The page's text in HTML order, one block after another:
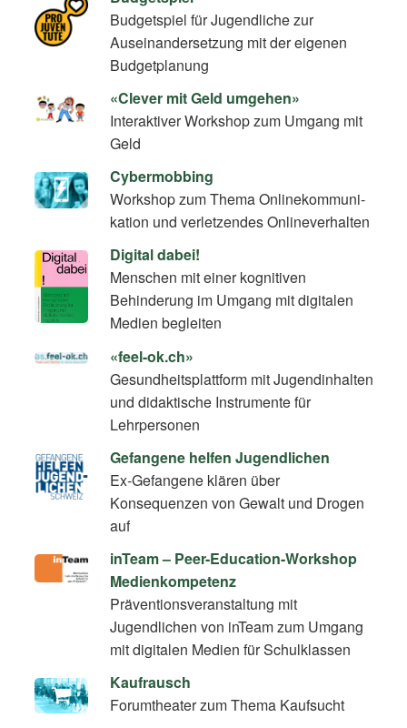
Budgetspiel für Jugendliche zur
Auseinandersetzung mit der eigenen
Budgetplanung
«Clever mit Geld umgehen»
Interaktiver Workshop zum Umgang mit
Geld
Cybermobbing
Workshop zum Thema On­line­kom­mu­ni­
ka­ti­on und verletzendes Onlineverhalten
Digital dabei!
Menschen mit einer kognitiven
Behinderung im Umgang mit digitalen
Medien begleiten
«feel-ok.ch»
Gesundheitsplattform mit Jugendinhalten
und didaktische Instrumente für
Lehrpersonen
Gefangene helfen Jugendlichen
Ex-Gefangene klären über
Konsequenzen von Gewalt und Drogen
auf
inTeam – Peer-Education-Workshop
Medienkompetenz
Präventionsveranstaltung mit
Jugendlichen von inTeam zum Umgang
mit digitalen Medien für Schulklassen
Kaufrausch
Forumtheater zum Thema Kaufsucht